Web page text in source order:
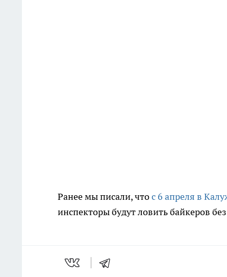
Ранее мы писали, чтос 6 апреля в
инспекторы будут ловить байкеров